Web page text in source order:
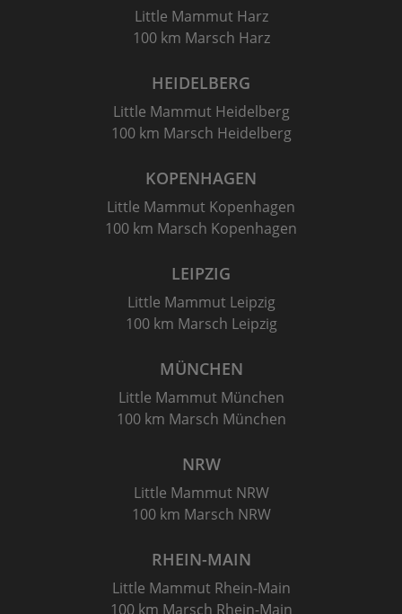
Little Mammut Harz
100 km Marsch Harz
HEIDELBERG
Little Mammut Heidelberg
100 km Marsch Heidelberg
KOPENHAGEN
Little Mammut Kopenhagen
100 km Marsch Kopenhagen
LEIPZIG
Little Mammut Leipzig
100 km Marsch Leipzig
MÜNCHEN
Little Mammut München
100 km Marsch München
NRW
Little Mammut NRW
100 km Marsch NRW
RHEIN-MAIN
Little Mammut Rhein-Main
100 km Marsch Rhein-Main